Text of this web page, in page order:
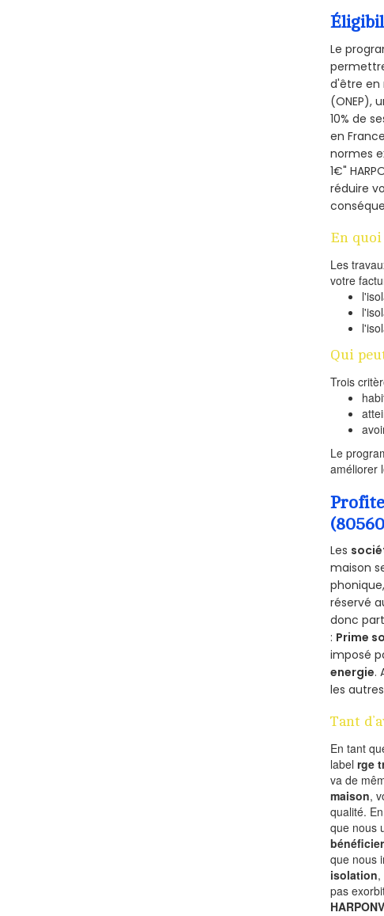
Le
d'être en
(ONEP),
10% de
en
normes
1€"
réduire
En
Les
votre
Qui
Trois
Le
améliorer
Les
maison
réservé
donc
: Prime
imposé
energie.
les autres
Tant
En tant
labelrge
va de
maison,
qualité.
que nous
bénéficier
que nous
isolation,
pas